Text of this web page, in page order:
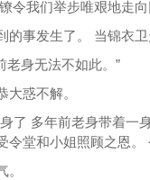
令我们举步唯艰地走向
的事发生了。 当锦衣
老身无法不如此。”
大惑不解。
了 多年前老身带着一
令堂和小姐照顾之恩。